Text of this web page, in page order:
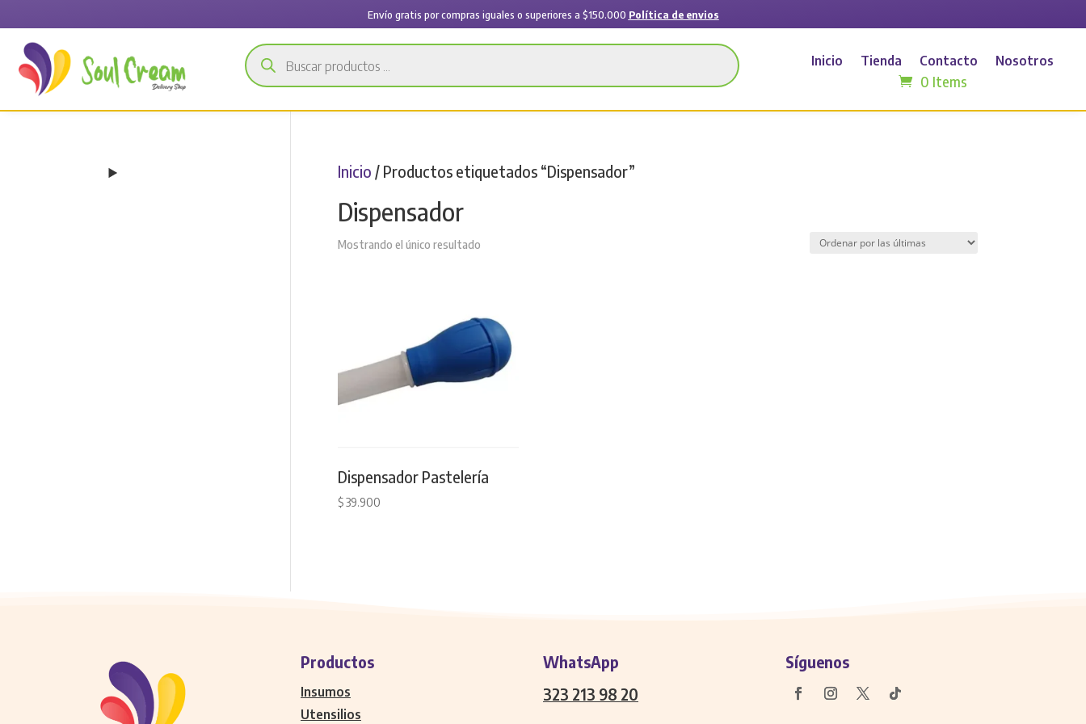
Envío gratis por compras iguales o superiores a $150.000 Política de envios
Búsqueda
de
productos
Inicio Tienda Contacto Nosotros
0 Items
Inicio / Productos etiquetados “Dispensador”
Dispensador
Mostrando el único resultado
Dispensador Pastelería
$39.900
Productos
Insumos
Utensilios
WhatsApp
323 213 98 20
Síguenos